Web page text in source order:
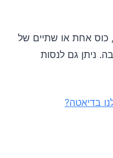
כוס אחת או שתיים של
ניתן גם לנסות
בדיאטה?